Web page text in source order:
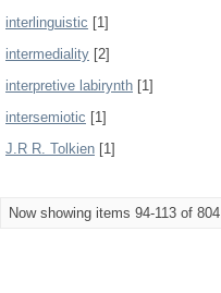
interlinguistic [1]
intermediality [2]
interpretive labirynth [1]
intersemiotic [1]
J.R R. Tolkien [1]
Now showing items 94-113 of 804